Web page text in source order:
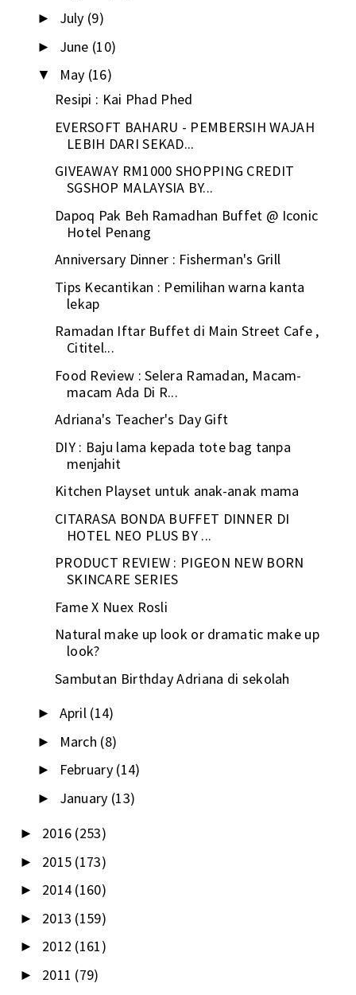
► July (9)
► June (10)
▼ May (16)
Resipi : Kai Phad Phed
EVERSOFT BAHARU - PEMBERSIH WAJAH
LEBIH DARI SEKAD...
GIVEAWAY RM1000 SHOPPING CREDIT
SGSHOP MALAYSIA BY...
Dapoq Pak Beh Ramadhan Buffet @ Iconic
Hotel Penang
Anniversary Dinner : Fisherman's Grill
Tips Kecantikan : Pemilihan warna kanta
lekap
Ramadan Iftar Buffet di Main Street Cafe ,
Cititel...
Food Review : Selera Ramadan, Macam-
macam Ada Di R...
Adriana's Teacher's Day Gift
DIY : Baju lama kepada tote bag tanpa
menjahit
Kitchen Playset untuk anak-anak mama
CITARASA BONDA BUFFET DINNER DI
HOTEL NEO PLUS BY ...
PRODUCT REVIEW : PIGEON NEW BORN
SKINCARE SERIES
Fame X Nuex Rosli
Natural make up look or dramatic make up
look?
Sambutan Birthday Adriana di sekolah
► April (14)
► March (8)
► February (14)
► January (13)
► 2016 (253)
► 2015 (173)
► 2014 (160)
► 2013 (159)
► 2012 (161)
► 2011 (79)